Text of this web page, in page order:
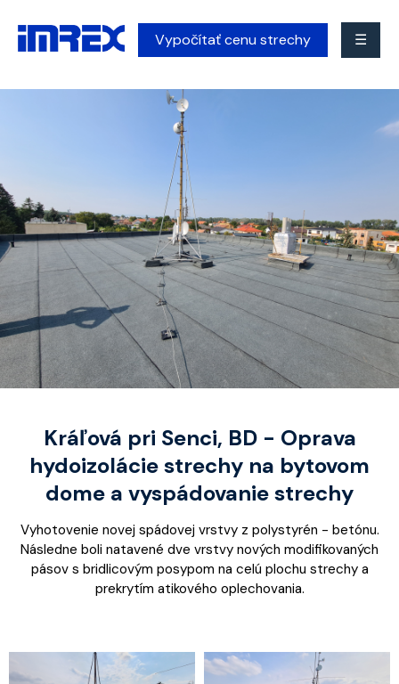
Vypočítať cenu strechy ☰
Kráľová pri Senci, BD - Oprava
hydoizolácie strechy na bytovom
dome a vyspádovanie strechy
Vyhotovenie novej spádovej vrstvy z polystyrén - betónu.
Následne boli natavené dve vrstvy nových modifikovaných
pásov s bridlicovým posypom na celú plochu strechy a
prekrytím atikového oplechovania.